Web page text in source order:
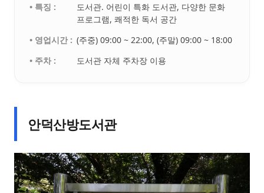
• 특징 :
도서관. 어린이 특화 도서관, 다양한 문화
프로그램, 쾌적한 독서 공간
• 영업시간 : (주중) 09:00 ~ 22:00, (주말) 09:00 ~ 18:00
• 주차 :
도서관 자체 주차장 이용
안덕산방도서관